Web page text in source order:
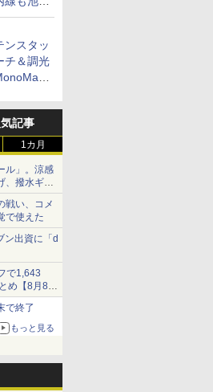
に
ンスタッ
チ＆調光
記事
1カ月
ル」。涼感
、撥水ギア
戦い、コメ
で使えた
ン出資に「d
で1,643
め【8月8日
景版」が
で終了
もっと見る